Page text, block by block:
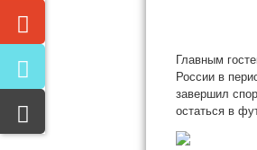
Главным
России в
завершил
остаться в